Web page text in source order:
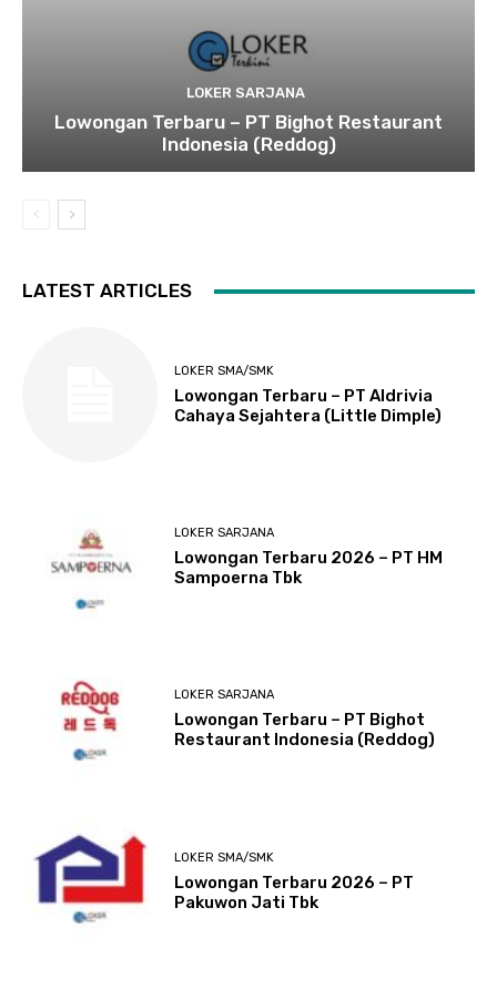
LOKER SARJANA
Lowongan Terbaru – PT Bighot Restaurant
Indonesia (Reddog)
LATEST ARTICLES
LOKER SMA/SMK
Lowongan Terbaru – PT Aldrivia
Cahaya Sejahtera (Little Dimple)
LOKER SARJANA
Lowongan Terbaru 2026 – PT HM
Sampoerna Tbk
LOKER SARJANA
Lowongan Terbaru – PT Bighot
Restaurant Indonesia (Reddog)
LOKER SMA/SMK
Lowongan Terbaru 2026 – PT
Pakuwon Jati Tbk